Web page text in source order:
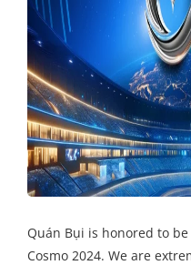
Quán Bụi is honored to
Cosmo 2024. We are